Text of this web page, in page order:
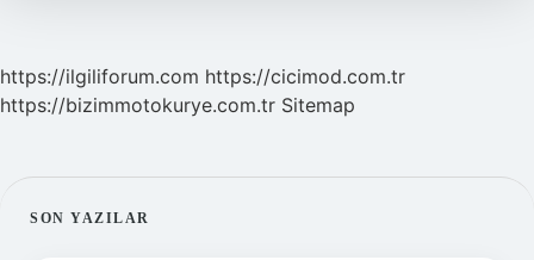
https://ilgiliforum.com https://cicimod.com.tr
https://bizimmotokurye.com.tr Sitemap
SIDEBAR
SON YAZILAR